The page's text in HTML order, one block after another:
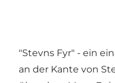
"Stevns Fyr" - ein
an der Kante von